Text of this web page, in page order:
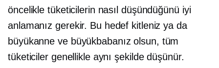
öncelikle tüketicilerin nasıl düşündüğünü iyi
anlamanız gerekir. Bu hedef kitleniz ya da
büyükanne ve büyükbabanız olsun, tüm
tüketiciler genellikle aynı şekilde düşünür.